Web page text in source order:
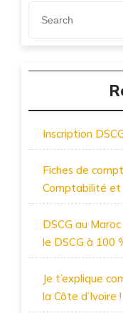
Inscription
Fiches de
Comptabilité et
DSCG au
le DSCG à 100
Je t’explique
la Côte d’Ivoire !